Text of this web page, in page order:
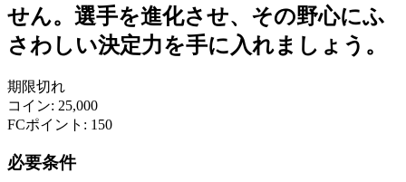
せん。選手を進化させ、その野心にふ
さわしい決定力を手に入れましょう。
期限切れ
コイン: 25,000
FCポイント : 150
必要条件